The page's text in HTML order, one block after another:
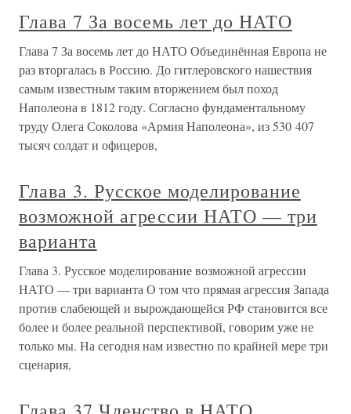
Глава 7 За восемь лет до НАТО
Глава 7 За восемь лет до НАТО Объединённая Европа не
раз вторгалась в Россию. До гитлеровского нашествия
самым известным таким вторжением был поход
Наполеона в 1812 году. Согласно фундаментальному
труду Олега Соколова «Армия Наполеона», из 530 407
тысяч солдат и офицеров,
Глава 3. Русское моделирование
возможной агрессии НАТО — три
варианта
Глава 3. Русское моделирование возможной агрессии
НАТО — три варианта О том что прямая агрессия Запада
против слабеющей и вырождающейся РФ становится все
более и более реальной перспективой, говорим уже не
только мы. На сегодня нам известно по крайней мере три
сценария,